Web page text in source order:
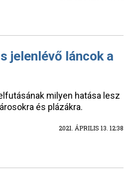
jelenlévő láncok a
milyen hatása lesz
és plázákra.
2021. ÁPRILIS 13. 12:38